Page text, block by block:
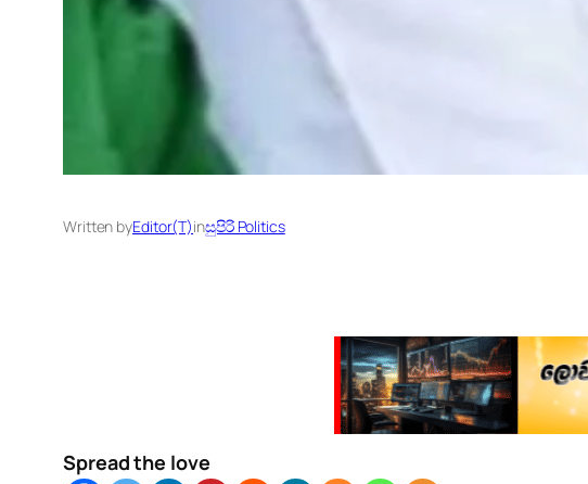
Written byEditor(T)inසුපිරි Politics
Spread the love